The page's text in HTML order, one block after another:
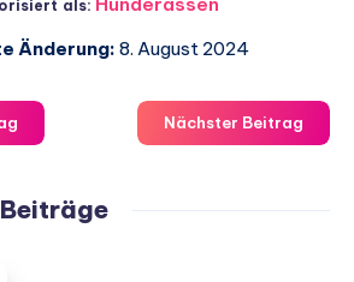
als:
Änderung: 8. August 2024
Nächster Beitrag